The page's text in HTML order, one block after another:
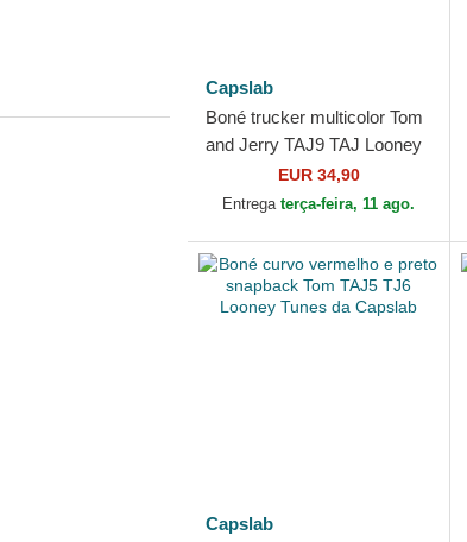
Capslab
Boné trucker multicolor Tom
and Jerry TAJ9 TAJ Looney
Tunes da Capslab
EUR 34,90
Entregaterça-feira, 11 ago.
Capslab